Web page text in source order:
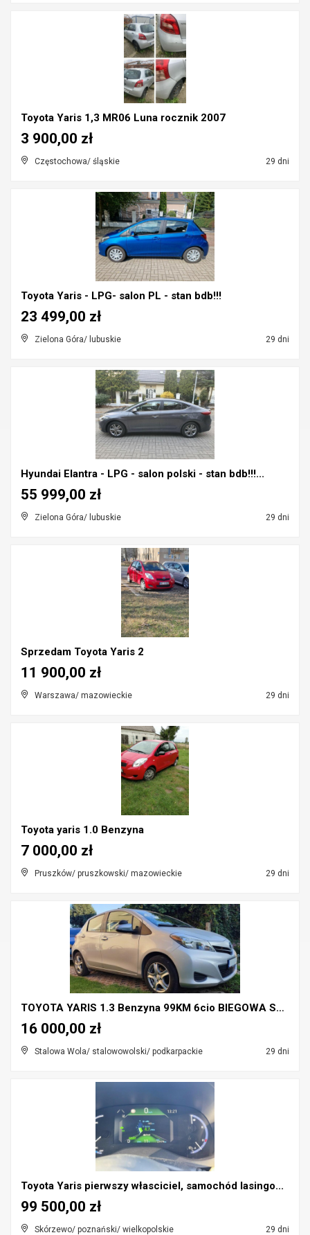
Toyota Yaris 1,3 MR06 Luna rocznik 2007
Częstochowa/ śląskie 29 dni
3 900,00 zł
Toyota Yaris - LPG- salon PL - stan bdb!!!
Zielona Góra/ lubuskie 29 dni
23 499,00 zł
Hyundai Elantra - LPG - salon polski - stan bdb!!!...
Zielona Góra/ lubuskie 29 dni
55 999,00 zł
Sprzedam Toyota Yaris 2
Warszawa/ mazowieckie 29 dni
11 900,00 zł
Toyota yaris 1.0 Benzyna
Pruszków/ pruszkowski/ mazowieckie 29 dni
7 000,00 zł
TOYOTA YARIS 1.3 Benzyna 99KM 6cio BIEGOWA SKRZYNI...
Stalowa Wola/ stalowowolski/ podkarpackie 29 dni
16 000,00 zł
Toyota Yaris pierwszy własciciel, samochód lasingo...
Skórzewo/ poznański/ wielkopolskie 29 dni
99 500,00 zł